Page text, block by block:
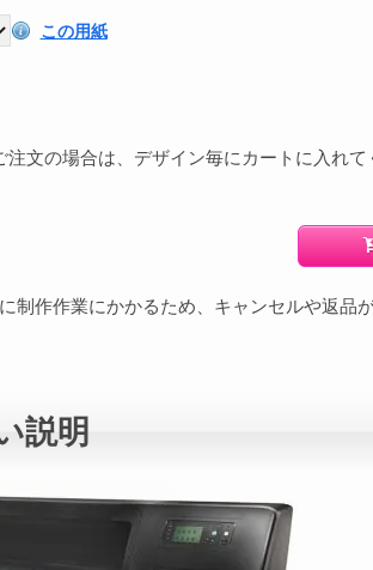
この用紙
文の場合は、デザイン毎にカートに入れて
制作作業にかかるため、キャンセルや返品
説明